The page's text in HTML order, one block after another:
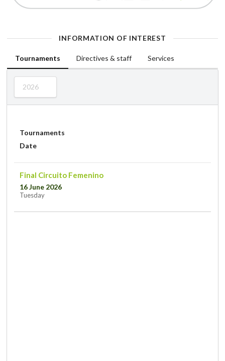
INFORMATION OF INTEREST
Tournaments Directives & staff Services
2026
Tournaments
Date
Final Circuito Femenino
16 June 2026
Tuesday